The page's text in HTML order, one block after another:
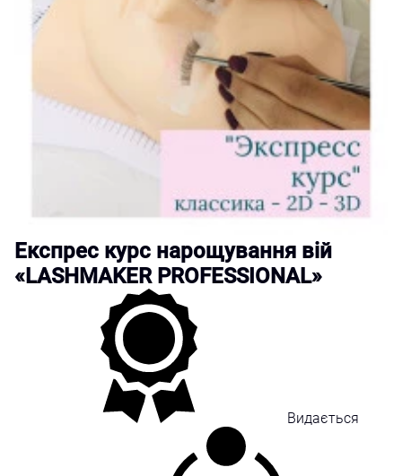
Експрес курс нарощування вій
«LASHMAKER PROFESSIONAL»
Видається